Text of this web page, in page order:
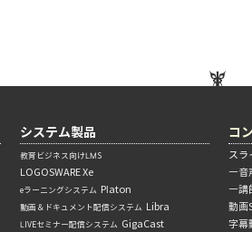
システム製品
教育ビジネス向けLMS
LOGOSWARE Xe
eラーニングシステム Platon
動画＆ドキュメント配信システム Libra
LIVEセミナー配信システム GigaCast
コ
ス
―音
―講
動画
字幕